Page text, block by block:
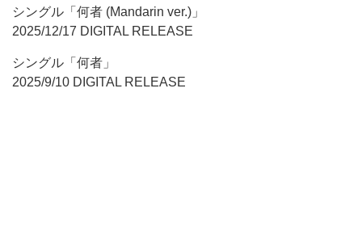
シングル「何者 (Mandarin ver.)」
2025/12/17 DIGITAL RELEASE
シングル「何者」
2025/9/10 DIGITAL RELEASE